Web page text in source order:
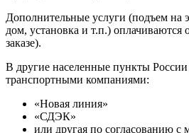
Дополнительные услуги (подъем на
дом, установка и т.п.) оплачиваются
заказе).
В другие населенные пункты России
транспортными компаниями:
«Новая линия»
«СДЭК»
или другая по согласованию с